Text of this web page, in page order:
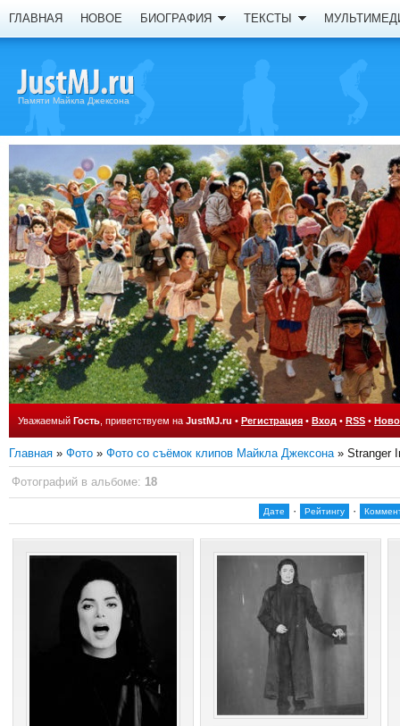
ГЛАВНАЯ НОВОЕ БИОГРАФИЯ ТЕКСТЫ
Памяти Майкла Джексона
Уважаемый Гость , приветствуем на JustMJ.ru • Регистрация • Вход • RSS •
Главная » Фото » Фото со съёмок клипов Майкла Джексона» Stranger
Фотографий в альбоме: 18
Дате · Рейтингу ·